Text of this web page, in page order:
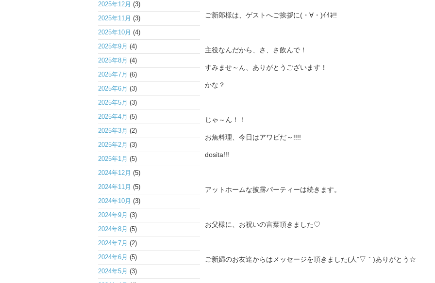
2025年12月 (3)
2025年11月 (3)
2025年10月 (4)
2025年9月 (4)
2025年8月 (4)
2025年7月 (6)
2025年6月 (3)
2025年5月 (3)
2025年4月 (5)
2025年3月 (2)
2025年2月 (3)
2025年1月 (5)
2024年12月 (5)
2024年11月 (5)
2024年10月 (3)
2024年9月 (3)
2024年8月 (5)
2024年7月 (2)
2024年6月 (5)
2024年5月 (3)
ご新郎様は、ゲストへご挨拶に(・∀・)ｲｲﾈ!!
主役なんだから、さ、さ飲んで！
すみませ～ん、ありがとうございます！
かな？
じゃ～ん！！
お魚料理、今日はアワビだ～!!!!
dosita!!!
アットホームな披露パーティーは続きます。
お父様に、お祝いの言葉頂きました♡
ご新婦のお友達からはメッセージを頂きました(人”▽｀)ありがとう☆